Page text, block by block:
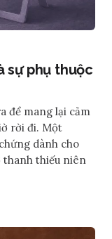
sự phụ thuộc
để mang lại cảm
rời đi. Một
dành cho
thanh thiếu niên